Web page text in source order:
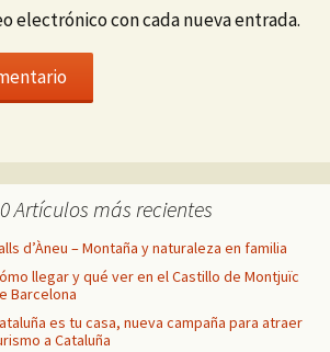
electrónico con cada nueva entrada.
Artículos más recientes
d’Àneu – Montaña y naturaleza en familia
llegar y qué ver en el Castillo de Montjuïc
Barcelona
es tu casa, nueva campaña para atraer
a Cataluña